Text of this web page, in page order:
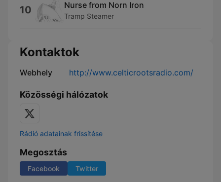
10 Nurse from Norn Iron
Tramp Steamer
Kontaktok
Webhely http://www.celticrootsradio.com/
Közösségi hálózatok
Rádió adatainak frissítése
Megosztás
Facebook Twitter